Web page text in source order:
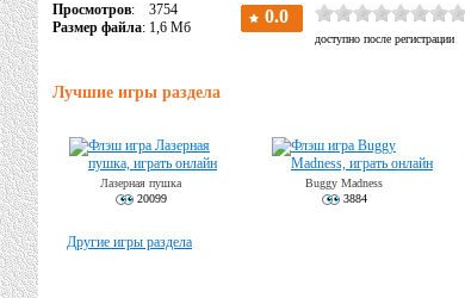
Просмотров: 3754
Размер файла: 1,6 Мб
Лучшие игры раздела
Лазерная пушка
20099
Buggy Madness
3884
Другие игры раздела